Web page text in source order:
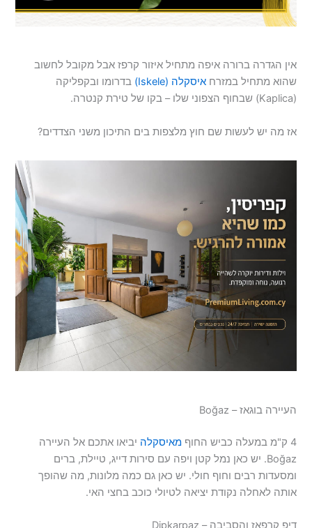
אין הגדרה ברורה איפה מתחיל איזור קרפז אבל מקובל לחשוב
שהוא מתחיל במזרחאיסקלה (Iskele)
בדרומו ובקפליקה
(Kaplica) שבחוף הצפוני שלו – בקו של טירת קנטרה.
אז מה יש לעשות שם חוץ מלצפות בים התיכון משני הצדדים?
העיירה בוגאז – Boğaz
4 ק"מ במעלה כביש החוף מאיסקלה יביאו אתכם אל העיירה
Boğaz. יש כאן נמל קטן ויפה עם סירות דייג, טיילת, ברים
ומסעדות רבים וחוף חולי. יש כאן גם כמה מלונות, מה שהופך
אותה לאחלה נקודת יציאה לטיולי כוכב בחצי האי.
דיפ קרפאז והסביבה – Dipkarpaz